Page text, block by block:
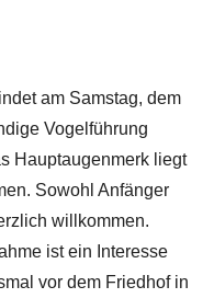
am Samstag, dem
Vogelführung
Hauptaugenmerk liegt
Sowohl Anfänger
willkommen.
ist ein Interesse
vor dem Friedhof in